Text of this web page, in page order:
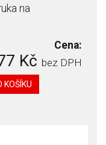
na
Cena:
Kč bez DPH
KOŠÍKU